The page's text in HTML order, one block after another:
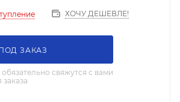
ХОЧУ ДЕШЕВЛЕ!
ЗАКАЗ
свяжутся с вами
заказа